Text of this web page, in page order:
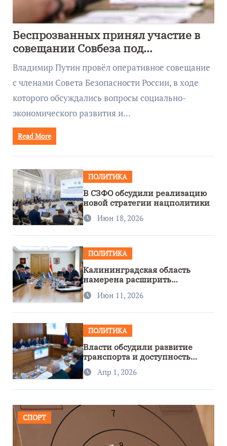
Беспрозванных принял участие в
совещании Совбеза под
руководством Путина
Владимир Путин провёл оперативное совещание
с членами Совета Безопасности России, в ходе
которого обсуждались вопросы социально-
экономического развития и…
Read More
ПОЛИТИКА
В СЗФО обсудили реализацию
новой стратегии нацполитики
Июн 18, 2026
ПОЛИТИКА
Калининградская область
намерена расширить
сотрудничество с Узбекистаном
Июн 11, 2026
ПОЛИТИКА
Власти обсудили развитие
транспорта и доступность
региона
Апр 1, 2026
СПОРТ